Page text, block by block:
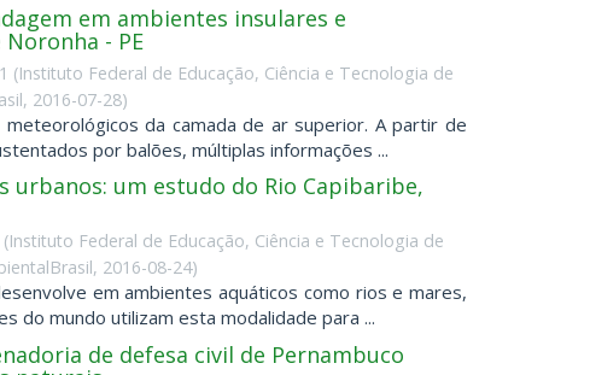
em ambientes insulares e
- PE
(Instituto Federal de Educação, Ciência e Tecnologia de
, 2016-07-28)
da camada de ar superior. A partir de
por balões, múltiplas informações ...
um estudo do Rio Capibaribe,
(Instituto Federal de Educação, Ciência e Tecnologia de
, 2016-08-24)
em ambientes aquáticos como rios e mares,
do mundo utilizam esta modalidade para ...
de defesa civil de Pernambuco